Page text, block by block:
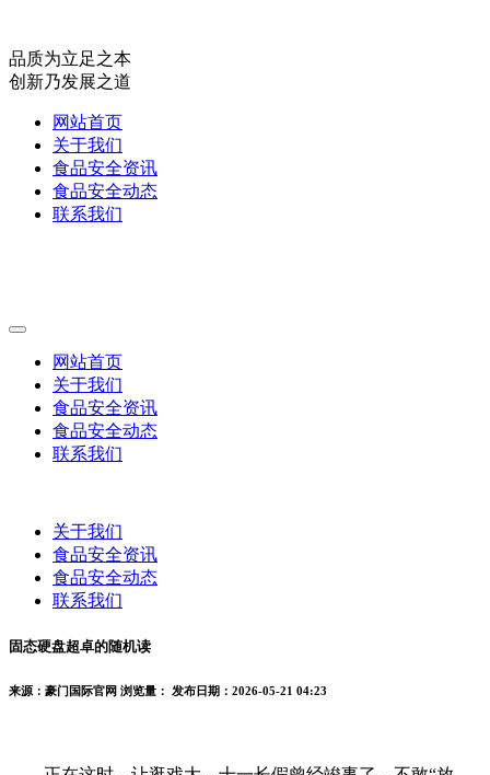
品质为立足之本
创新乃发展之道
网站首页
关于我们
食品安全资讯
食品安全动态
联系我们
网站首页
关于我们
食品安全资讯
食品安全动态
联系我们
关于我们
食品安全资讯
食品安全动态
联系我们
固态硬盘超卓的随机读
来源：豪门国际官网 浏览量： 发布日期：2026-05-21 04:23